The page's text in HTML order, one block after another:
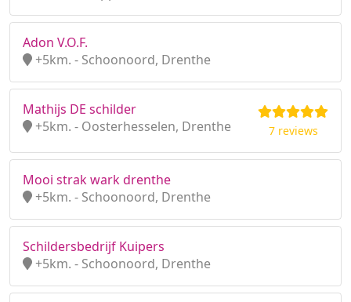
Adon V.O.F.
+5km. - Schoonoord, Drenthe
Mathijs DE schilder
+5km. - Oosterhesselen, Drenthe
7 reviews
Mooi strak wark drenthe
+5km. - Schoonoord, Drenthe
Schildersbedrijf Kuipers
+5km. - Schoonoord, Drenthe